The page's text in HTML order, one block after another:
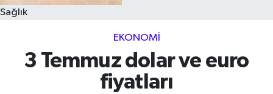
Sağlık
EKONOMI
3 Temmuz dolar ve euro
fiyatları